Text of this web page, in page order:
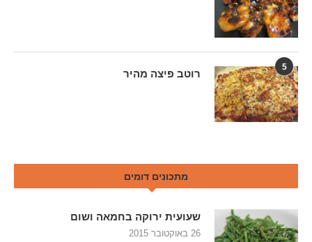
5
רוטב פיצה מהיר
מתכונים דומים
שעועית ירוקה בחמאה ושום
26 באוקטובר 2015